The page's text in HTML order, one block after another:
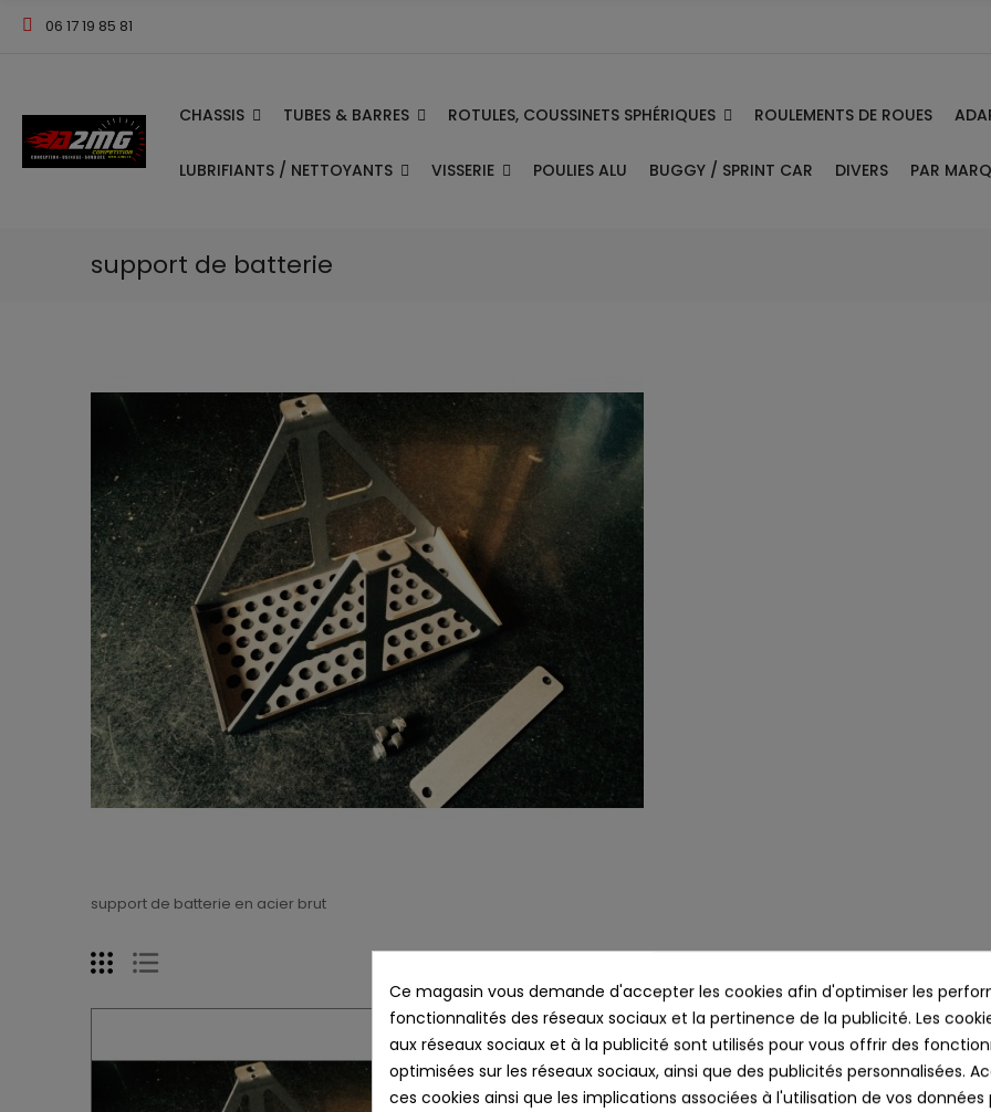
06 17 19 85 81
CHASSIS TUBES & BARRES ROTULES, COUSSINETS SPHÉRIQUES ROULEMENTS DE ROUES
LUBRIFIANTS / NETTOYANTS VISSERIE POULIES ALU BUGGY / SPRINT CAR DIVERS PAR
support de batterie
support de batterie en acier brut
Ce magasin vous demande d'accepter les cookies afin d'optimiser les
fonctionnalités des réseaux sociaux et la pertinence de la publicité. Les
aux réseaux sociaux et à la publicité sont utilisés pour vous offrir des
optimisées sur les réseaux sociaux, ainsi que des publicités personnalisées.
ces cookies ainsi que les implications associées à l'utilisation de vos données